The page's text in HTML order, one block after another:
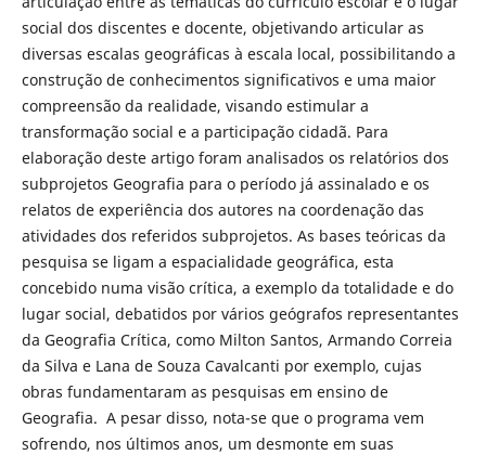
social dos discentes e docente, objetivando articular as
diversas escalas geográficas à escala local, possibilitando a
construção de conhecimentos significativos e uma maior
compreensão da realidade, visando estimular a
transformação social e a participação cidadã. Para
elaboração deste artigo foram analisados os relatórios dos
subprojetos Geografia para o período já assinalado e os
relatos de experiência dos autores na coordenação das
atividades dos referidos subprojetos. As bases teóricas da
pesquisa se ligam a espacialidade geográfica, esta
concebido numa visão crítica, a exemplo da totalidade e do
lugar social, debatidos por vários geógrafos representantes
da Geografia Crítica, como Milton Santos, Armando Correia
da Silva e Lana de Souza Cavalcanti por exemplo, cujas
obras fundamentaram as pesquisas em ensino de
Geografia. A pesar disso, nota-se que o programa vem
sofrendo, nos últimos anos, um desmonte em suas